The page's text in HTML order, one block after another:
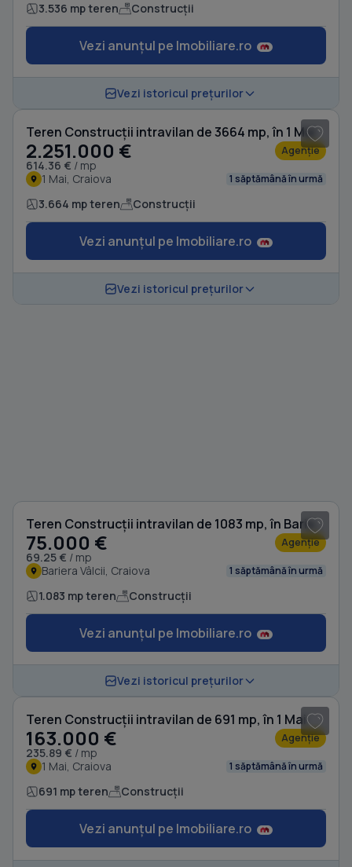
3.536 mp teren Construcții
Vezi anunțul pe Imobiliare.ro
Vezi istoricul prețurilor
Teren Construcții intravilan de 3664 mp, în 1 Mai
2.251.000 €
614.36 € / mp
Agenție
1 Mai, Craiova 1 săptămână în urmă
3.664 mp teren Construcții
Vezi anunțul pe Imobiliare.ro
Vezi istoricul prețurilor
Teren Construcții intravilan de 1083 mp, în Bariera Vâlcii
75.000 €
69.25 € / mp
Agenție
Bariera Vâlcii, Craiova 1 săptămână în urmă
1.083 mp teren Construcții
Vezi anunțul pe Imobiliare.ro
Vezi istoricul prețurilor
Teren Construcții intravilan de 691 mp, în 1 Mai
163.000 €
235.89 € / mp
Agenție
1 Mai, Craiova 1 săptămână în urmă
691 mp teren Construcții
Vezi anunțul pe Imobiliare.ro